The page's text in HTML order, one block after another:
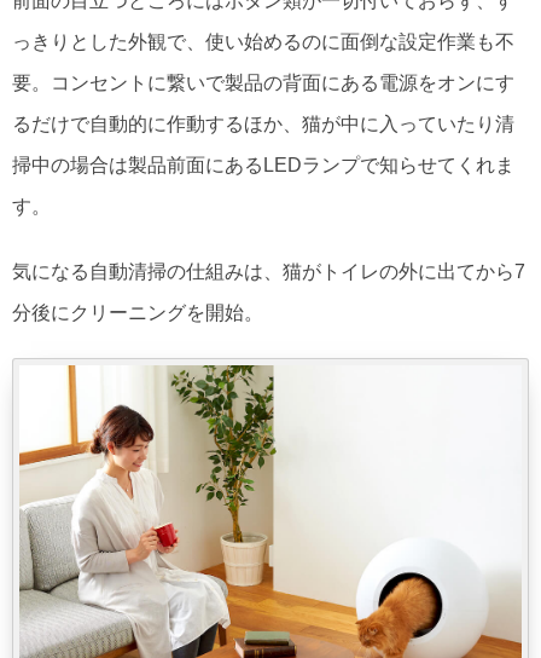
っきりとした外観で、使い始めるのに面倒な設定作業も不
要。コンセントに繋いで製品の背面にある電源をオンにす
るだけで自動的に作動するほか、猫が中に入っていたり清
掃中の場合は製品前面にあるLEDランプで知らせてくれま
す。
気になる自動清掃の仕組みは、猫がトイレの外に出てから7
分後にクリーニングを開始。